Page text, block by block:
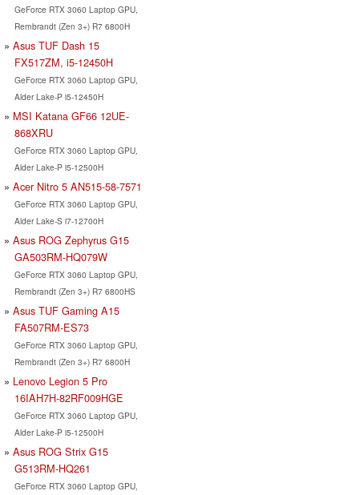
GeForce RTX 3060 Laptop GPU,
Rembrandt (Zen 3+) R7 6800H
Asus TUF Dash 15
FX517ZM, i5-12450H
GeForce RTX 3060 Laptop GPU,
Alder Lake-P i5-12450H
MSI Katana GF66 12UE-
868XRU
GeForce RTX 3060 Laptop GPU,
Alder Lake-P i5-12500H
Acer Nitro 5 AN515-58-7571
GeForce RTX 3060 Laptop GPU,
Alder Lake-S i7-12700H
Asus ROG Zephyrus G15
GA503RM-HQ079W
GeForce RTX 3060 Laptop GPU,
Rembrandt (Zen 3+) R7 6800HS
Asus TUF Gaming A15
FA507RM-ES73
GeForce RTX 3060 Laptop GPU,
Rembrandt (Zen 3+) R7 6800H
Lenovo Legion 5 Pro
16IAH7H-82RF009HGE
GeForce RTX 3060 Laptop GPU,
Alder Lake-P i5-12500H
Asus ROG Strix G15
G513RM-HQ261
GeForce RTX 3060 Laptop GPU,